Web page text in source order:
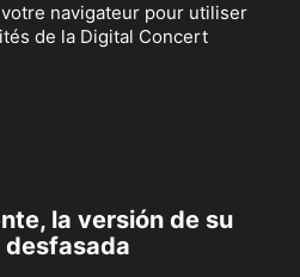
navigateur pour utiliser
de la Digital Concert
la versión de su